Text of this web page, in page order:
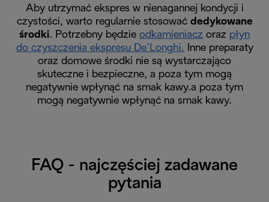
Aby utrzymać ekspres w nienagannej kondycji i
czystości, warto regularnie stosować dedykowane
środki. Potrzebny będzie odkamieniacz oraz płyn
do czyszczenia ekspresu De’Longhi. Inne preparaty
oraz domowe środki nie są wystarczająco
skuteczne i bezpieczne, a poza tym mogą
negatywnie wpłynąć na smak kawy.a poza tym
mogą negatywnie wpłynąć na smak kawy.
FAQ - najczęściej zadawane
pytania